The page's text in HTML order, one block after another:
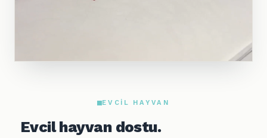
EVCIL HAYVAN
Evcil hayvan dostu.